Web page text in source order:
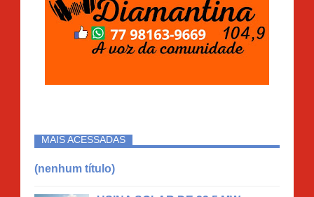
MAIS ACESSADAS
(nenhum título)